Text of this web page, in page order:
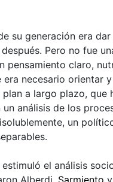
su generación era
Pero no fue
pensamiento claro,
necesario orientar
a largo plazo, que
análisis de los
un
el análisis
Alberdi, Sarmiento